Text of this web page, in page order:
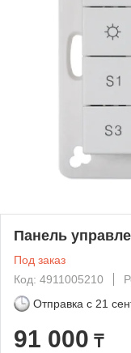
Панель
Под заказ
Код: 4911005210
Отправка с 21
91 000 ₸